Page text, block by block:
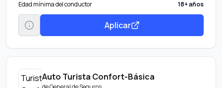
Edad mínima del conductor
18+ años
Aplicar
Auto Turista Confort-Básica